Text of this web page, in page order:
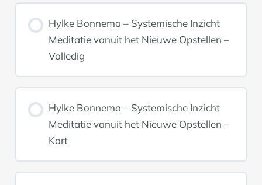
Hylke Bonnema – Systemische Inzicht
Meditatie vanuit het Nieuwe Opstellen –
Volledig
Hylke Bonnema – Systemische Inzicht
Meditatie vanuit het Nieuwe Opstellen –
Kort